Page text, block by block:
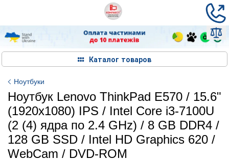
Каталог товаров
Ноутбуки
Ноутбук Lenovo ThinkPad E570 / 15.6"
(1920x1080) IPS / Intel Core i3-7100U
(2 (4) ядра по 2.4 GHz) / 8 GB DDR4 /
128 GB SSD / Intel HD Graphics 620 /
WebCam / DVD-ROM